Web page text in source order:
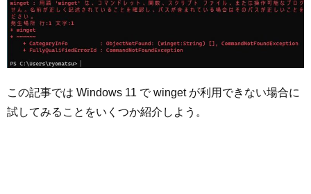
この記事では Windows 11 で winget が利用できない場合に
試してみることをいくつか紹介しよう。